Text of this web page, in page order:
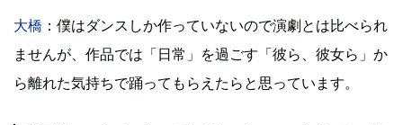
大橋 ：僕はダンスしか作っていないので演劇とは比べられ
ませんが、作品では「日常」を過ごす「彼ら、彼女ら」か
ら離れた気持ちで踊ってもらえたらと思っています。